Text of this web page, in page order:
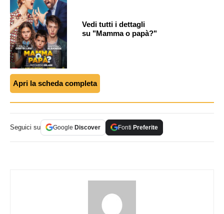
Vedi tutti i dettagli
su "Mamma o papà?"
Apri la scheda completa
Seguici su Google Discover Fonti Preferite